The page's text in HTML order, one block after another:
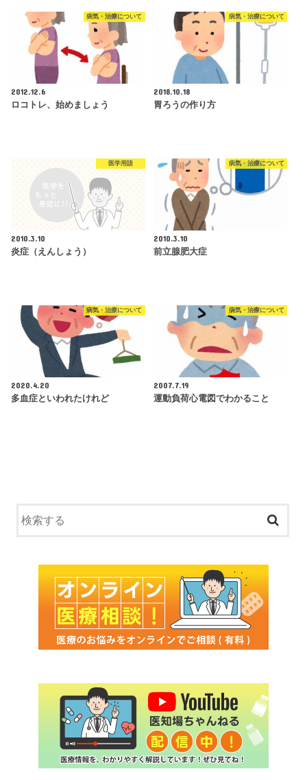
病気・治療について
2012.12.6
ロコトレ、始めましょう
病気・治療について
2018.10.18
胃ろうの作り方
医学用語
2010.3.10
炎症（えんしょう）
病気・治療について
2010.3.10
前立腺肥大症
病気・治療について
2020.4.20
多血症といわれたけれど
病気・治療について
2007.7.19
運動負荷心電図でわかること